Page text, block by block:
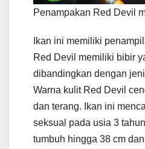
Penampakan Red Devil
Ikan ini memiliki
Red Devil memiliki bibir
dibandingkan dengan
Warna kulit Red Devil
dan terang. Ikan ini
seksual pada usia 3
tumbuh hingga 38 cm